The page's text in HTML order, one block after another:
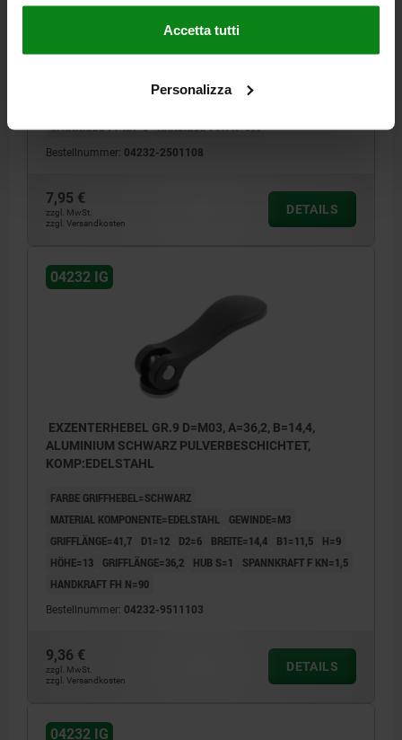
Accetta tutti
Personalizza
ALUMINIUM SCHWARZ PULVERBESCHICHTET,
GRIFFLÄNGE=108 D1=27,1
SPANNKRAFT F KN=8 HANDKRAFT FH N=350
Bestellnummer: 04232-2501108
7,95 €
zzgl. MwSt.
zzgl. Versandkosten
DETAILS
04232 IG
EXZENTERHEBEL GR.9 D=M03, A=36,2, B=14,4,
ALUMINIUM SCHWARZ PULVERBESCHICHTET,
KOMP:EDELSTAHL
FARBE GRIFFHEBEL=SCHWARZ
MATERIAL KOMPONENTE=EDELSTAHL
GEWINDE=M3
GRIFFLÄNGE=41,7
D1=12 D2=6 BREITE=14,4 B1=11,5
H=9
HÖHE=13
GRIFFLÄNGE=36,2 HUB S=1
SPANNKRAFT F KN=1,5
HANDKRAFT FH N=90
Bestellnummer: 04232-9511103
9,36 €
zzgl. MwSt.
zzgl. Versandkosten
DETAILS
04232 IG